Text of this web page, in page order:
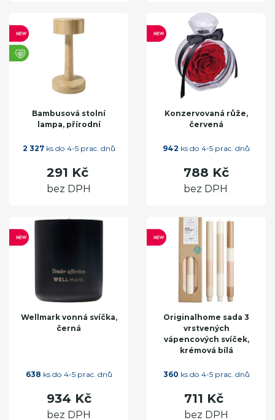
Bambusová stolní
lampa, přírodní
2 327ks do 4-5 prac. dnů
291 Kč
bez DPH
Konzervovaná růže,
červená
942 ks do 4-5 prac. dnů
788 Kč
bez DPH
Wellmark vonná svíčka,
černá
638 ks do 4-5 prac. dnů
934 Kč
bez DPH
Originalhome sada 3
vrstvených
vápencových svíček,
krémová bílá
360 ks do 4-5 prac. dnů
711 Kč
bez DPH